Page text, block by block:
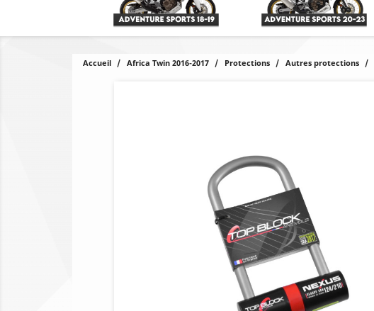
Accueil Africa Twin 2016-2017 Protections Autres protections